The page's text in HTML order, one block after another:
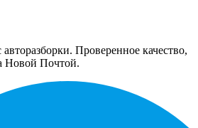
Проверенное качество,
Новой Почтой.